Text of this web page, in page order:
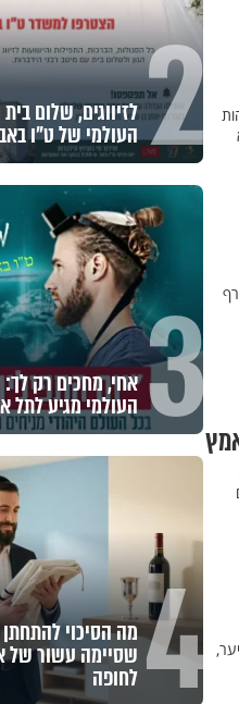
2 לזיווגים, שלום
העולמי של ט"ו
3 אחי, מחכים רק לך:
העולמי מגיע לתל
4 שסיימה עשור של
לחופה